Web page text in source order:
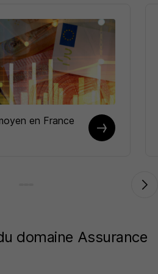
en France
domaine Assurance